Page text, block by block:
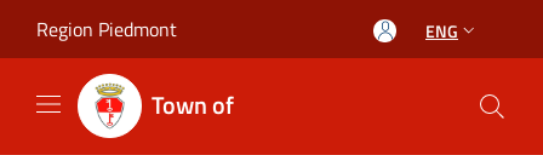
Region Piedmont ENG
Town of